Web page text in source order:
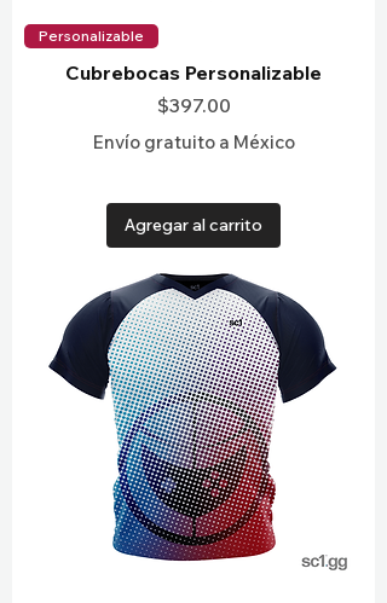
Personalizable
Cubrebocas Personalizable
Precio
$397.00
Envío gratuito a México
Agregar al carrito